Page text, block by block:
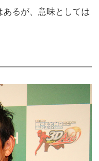
るが、意味としては